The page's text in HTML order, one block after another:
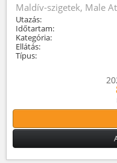
Maldív-szigetek, Male
Utazás:
Időtartam:
Kategória:
Ellátás:
Típus: